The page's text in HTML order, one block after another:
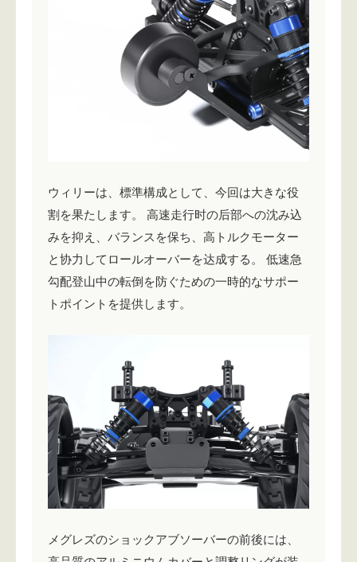
ウィリーは、標準構成として、今回は大きな役
割を果たします。 高速走行时の后部への沈み込
みを抑え、バランスを保ち、高トルクモーター
と协力してロールオーバーを达成する。 低速急
勾配登山中の転倒を防ぐための一時的なサポー
トポイントを提供します。
メグレズのショックアブソーバーの前後には、